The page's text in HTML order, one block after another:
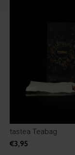
tastea Teabag
€3,95